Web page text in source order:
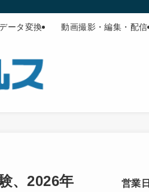
ータ変換 動画撮影・編集・配信
、2026年
営業日